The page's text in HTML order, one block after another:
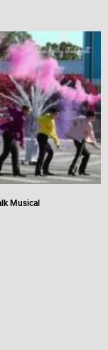
Musical